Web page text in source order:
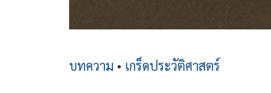
บทความ • เกร็ดประวัติศาสตร์